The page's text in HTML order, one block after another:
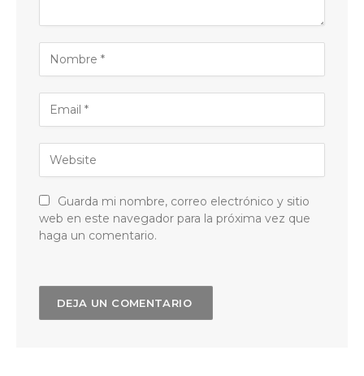
Guarda mi nombre, correo electrónico y sitio
web en este navegador para la próxima vez que
haga un comentario.